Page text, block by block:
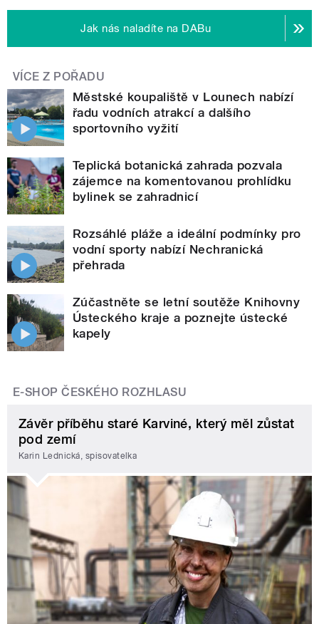
Jak nás naladíte na DABu
VÍCE Z POŘADU
Městské koupaliště v Lounech nabízí
řadu vodních atrakcí a dalšího
sportovního vyžití
Teplická botanická zahrada pozvala
zájemce na komentovanou prohlídku
bylinek se zahradnicí
Rozsáhlé pláže a ideální podmínky pro
vodní sporty nabízí Nechranická
přehrada
Zúčastněte se letní soutěže Knihovny
Ústeckého kraje a poznejte ústecké
kapely
E-SHOP ČESKÉHO ROZHLASU
Závěr příběhu staré Karviné, který měl zůstat
pod zemí
Karin Lednická, spisovatelka